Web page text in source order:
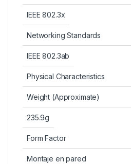
IEEE 802.3x
Networking Standards
IEEE 802.3ab
Physical Characteristics
Weight (Approximate)
235.9g
Form Factor
Montaje en pared